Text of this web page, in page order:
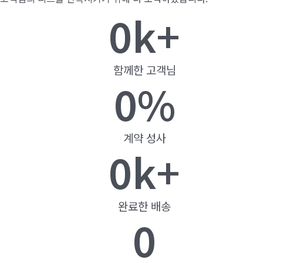
0k+
함께한 고객님
0%
계약 성사
0k+
완료한 배송
0